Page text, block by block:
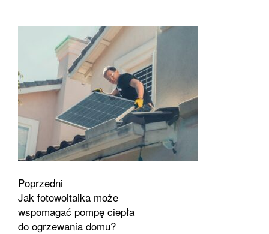
Zobacz
wpisy
Poprzedni
Jak fotowoltaika może
wspomagać pompę ciepła
do ogrzewania domu?